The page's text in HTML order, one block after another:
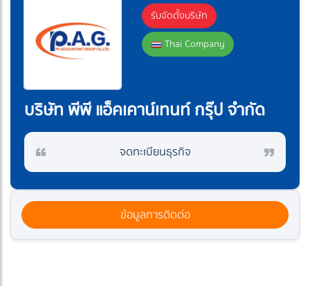
รับจัดตั้งบริษัท
Thai Company
บริษัท พีพี แอ็คเคาน์เทนท์ กรุ๊ป จำกัด
จดทะเบียนธุรกิจ
ข้อมูลการติดต่อ